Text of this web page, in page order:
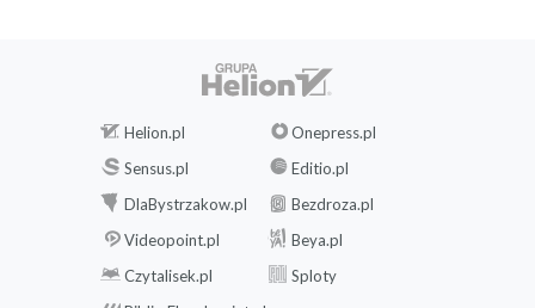
Helion.pl
Onepress.pl
Sensus.pl
Editio.pl
DlaBystrzakow.pl
Bezdroza.pl
Videopoint.pl
Beya.pl
Czytalisek.pl
Sploty